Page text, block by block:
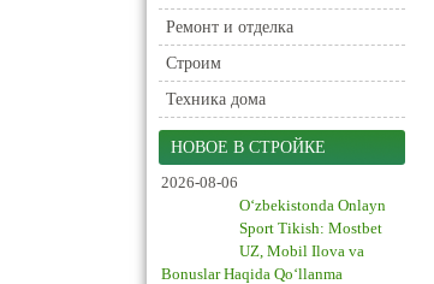
Ремонт и отделка
Строим
Техника дома
НОВОЕ В СТРОЙКЕ
2026-08-06
O‘zbekistonda Onlayn
Sport Tikish: Mostbet
UZ, Mobil Ilova va
Bonuslar Haqida Qo‘llanma